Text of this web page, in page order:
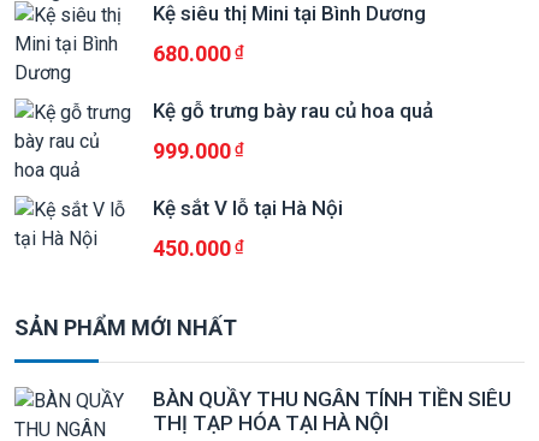
Kệ siêu thị Mini tại Bình Dương
680.000
Kệ gỗ trưng bày rau củ hoa quả
999.000
Kệ sắt V lỗ tại Hà Nội
450.000
SẢN PHẨM MỚI NHẤT
BÀN QUẦY THU NGÂN TÍNH TIỀN SIÊU
THỊ TẠP HÓA TẠI HÀ NỘI